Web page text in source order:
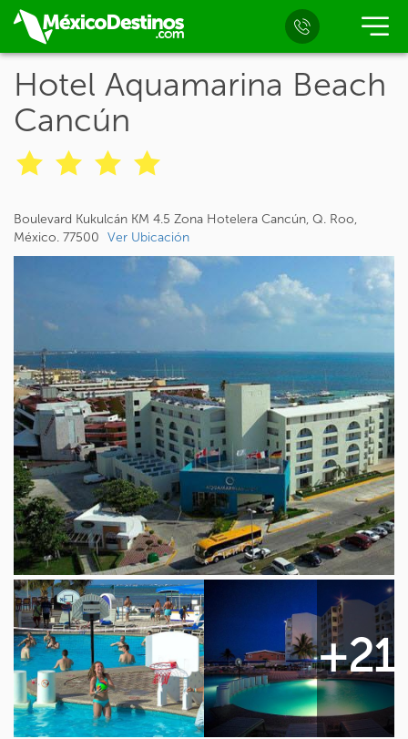
Hotel Aquamarina Beach
Cancún
Boulevard Kukulcán KM 4.5 Zona Hotelera Cancún, Q. Roo,
México. 77500 Ver Ubicación
+21